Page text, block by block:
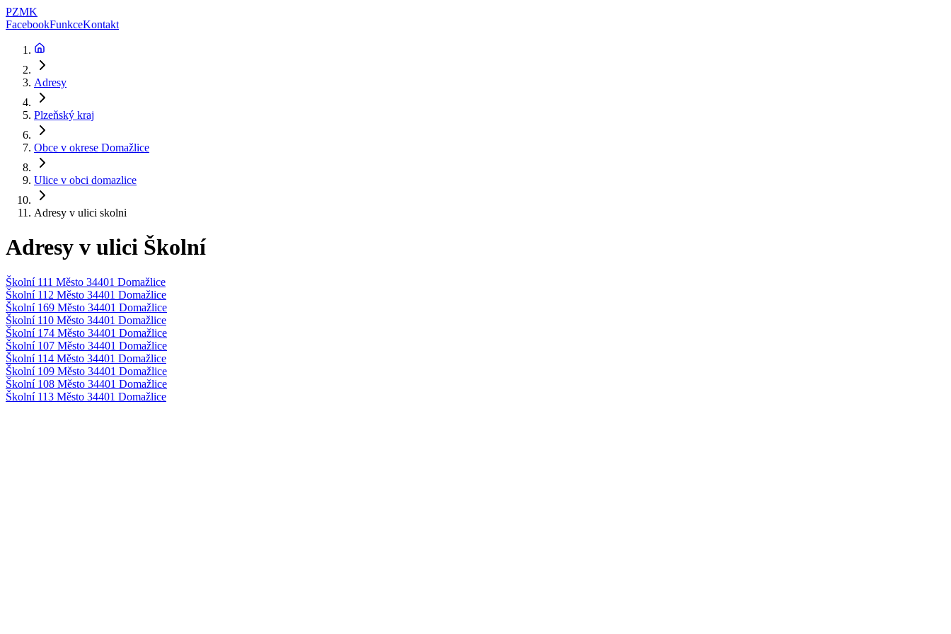
PZMK
FacebookFunkceKontakt
Adresy
Plzeňský kraj
Obce v okrese Domažlice
Ulice v obci domazlice
Adresy v ulici skolni
Adresy v ulici Školní
Školní 111 Město 34401 Domažlice
Školní 112 Město 34401 Domažlice
Školní 169 Město 34401 Domažlice
Školní 110 Město 34401 Domažlice
Školní 174 Město 34401 Domažlice
Školní 107 Město 34401 Domažlice
Školní 114 Město 34401 Domažlice
Školní 109 Město 34401 Domažlice
Školní 108 Město 34401 Domažlice
Školní 113 Město 34401 Domažlice